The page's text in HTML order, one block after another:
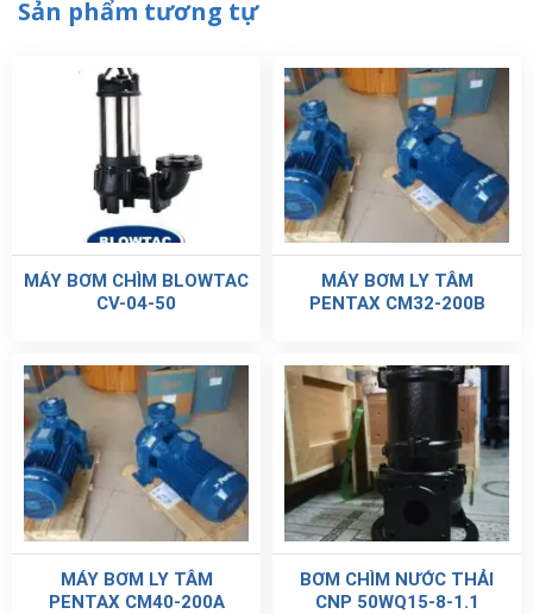
Sản phẩm tương tự
MÁY BƠM CHÌM BLOWTAC
CV-04-50
MÁY BƠM LY TÂM
PENTAX CM32-200B
MÁY BƠM LY TÂM
PENTAX CM40-200A
BƠM CHÌM NƯỚC THẢI
CNP 50WQ15-8-1.1